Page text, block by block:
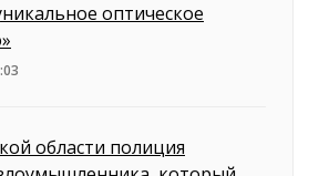
оптическое
области полиция